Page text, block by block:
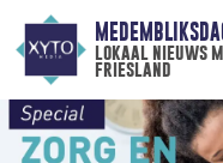
lokaal nieuws
friesland